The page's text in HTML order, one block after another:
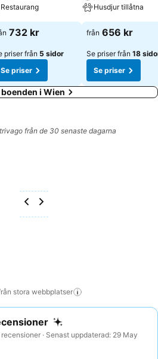
Restaurang
732 kr
priser från 5 sidor
Se priser
Husdjur tillåtna
från 656 kr
Se priser från 18
Se priser
boenden i Wien
från de 30 senaste dagarna
stora webbplatser
· Senast uppdaterad: 29 May